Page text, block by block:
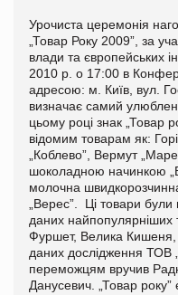
Урочиста церемонія
„Товар Року 2009”, за
влади та європейських
2010 р. о 17:00 в
адресою: м. Київ, вул.
визначає самий
цьому році знак „Товар
відомим товарам як:
„Коблево”, Вермут
шоколадною начинкою
молочна
„Верес”. Ці товари були
даних найпопулярніших
Фуршет, Велика Кишеня,
даних дослідження ТОВ
переможцям вручив
Данусевич. „Товар